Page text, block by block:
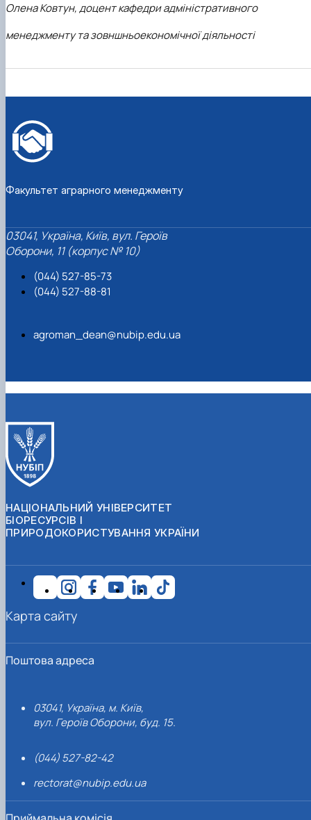
Олена Ковтун, доцент кафедри адміністративного
менеджменту та зовншньоекономічної діяльності
Факультет аграрного менеджменту
03041, Україна, Київ, вул. Героїв
Оборони, 11 (корпус № 10)
(044) 527-85-73
(044) 527-88-81
agroman_dean@nubip.edu.ua
НАЦІОНАЛЬНИЙ УНІВЕРСИТЕТ
БІОРЕСУРСІВ І
ПРИРОДОКОРИСТУВАННЯ УКРАЇНИ
Поштова адреса
03041, Україна, м. Київ,
вул. Героїв Оборони, буд. 15.
(044) 527-82-42
rectorat@nubip.edu.ua
Карта сайту